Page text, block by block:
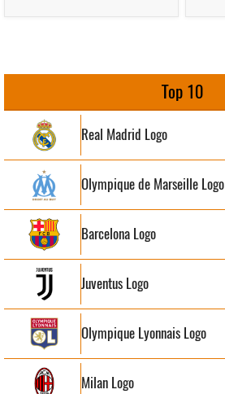
Top 10
Real Madrid Logo
Olympique de Marseille Logo
Barcelona Logo
Juventus Logo
Olympique Lyonnais Logo
Milan Logo